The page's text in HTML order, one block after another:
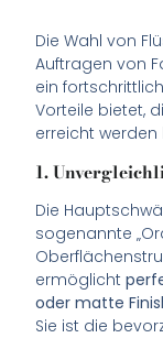
Die Wahl von
Auftragen von
ein
Vorteile bietet,
erreicht werden
1.
Die
sogenannte
ermöglicht
oder matte
Sie ist die